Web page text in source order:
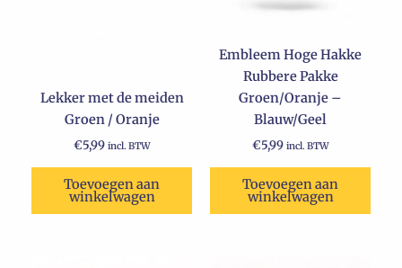
Lekker met de meiden
Groen / Oranje
€5,99 incl. BTW
Toevoegen aan
winkelwagen
Embleem Hoge Hakke
Rubbere Pakke
Groen/Oranje –
Blauw/Geel
€5,99 incl. BTW
Toevoegen aan
winkelwagen